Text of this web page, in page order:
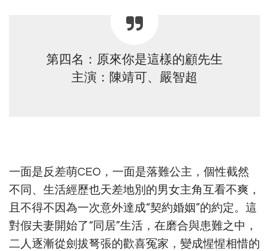
第四名：原來你是這樣的顧先生
主演：陳靖可、嚴智超
一面是反差萌CEO，一面是落難公主，個性截然
不同、生活經歷也天差地別的男女主角互看不爽，
且不得不因為一次意外達成“契約婚姻”的約定。這
對假夫妻開始了“同居”生活，在磨合與患難之中，
二人逐漸從劍拔弩張的歡喜冤家，變成惺惺相惜的